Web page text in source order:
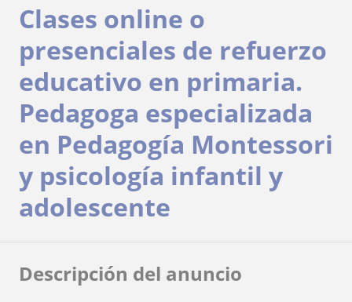
Clases online o
presenciales de refuerzo
educativo en primaria.
Pedagoga especializada
en Pedagogía Montessori
y psicología infantil y
adolescente
Descripción del anuncio